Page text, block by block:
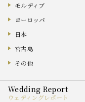
モルディブ
ヨーロッパ
日本
宮古島
その他
ウェディングレポート